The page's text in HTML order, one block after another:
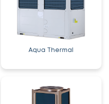
Aqua Thermal